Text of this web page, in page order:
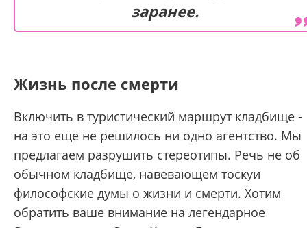
заранее.
Жизнь после смерти
Включить в туристический маршрут кладбище -
на это еще не решилось ни одно агентство. Мы
предлагаем разрушить стереотипы. Речь не об
обычном кладбище, навевающем тоскуи
философские думы о жизни и смерти. Хотим
обратить ваше внимание на легендарное